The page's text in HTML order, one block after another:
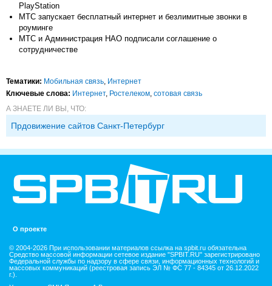
PlayStation
МТС запускает бесплатный интернет и безлимитные звонки в
роуминге
МТС и Администрация НАО подписали соглашение о
сотрудничестве
Тематики: Мобильная связь, Интернет
Ключевые слова: Интернет, Ростелеком, сотовая связь
А ЗНАЕТЕ ЛИ ВЫ, ЧТО:
Прдовижение сайтов Санкт-Петербург
О проекте
© 2004-2026 При использовании материалов ссылка на spbit.ru обязательна
Средство массовой информации сетевое издание "SPBIT.RU" зарегистрировано
Федеральной службы по надзору в сфере связи, информационных технологий и
массовых коммуникаций (реестровая запись ЭЛ № ФС 77 - 84345 от 26.12.2022
г.).